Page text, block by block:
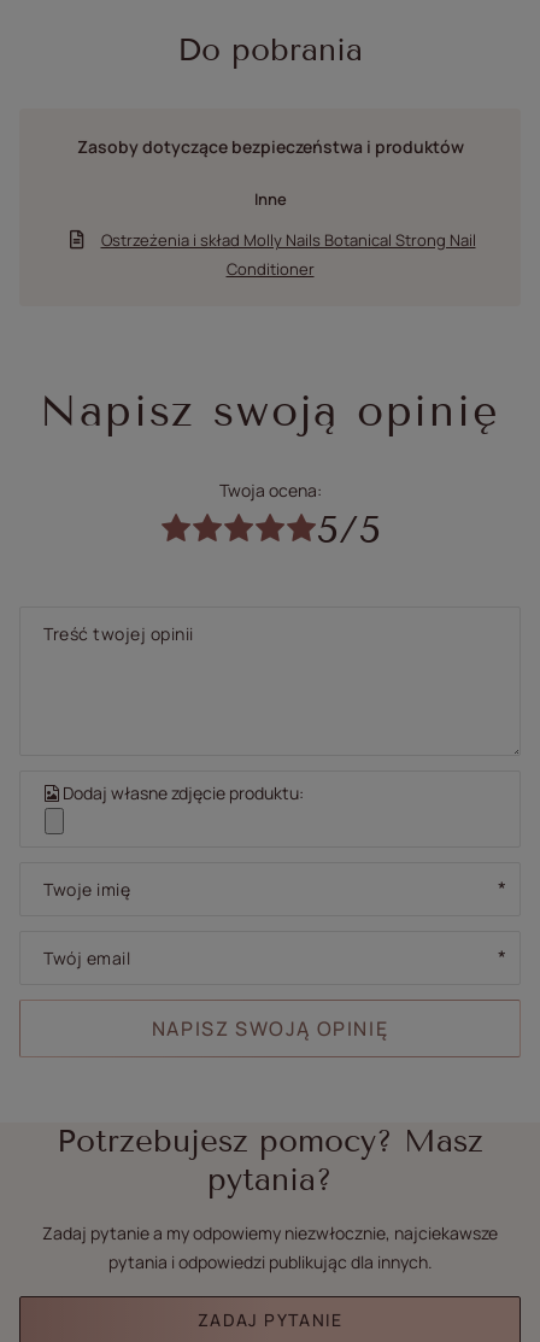
Do pobrania
Zasoby dotyczące bezpieczeństwa i produktów
Inne
Ostrzeżenia i skład Molly Nails Botanical Strong Nail
Conditioner
Napisz swoją opinię
Twoja ocena:
5/5
Treść twojej opinii
Dodaj własne zdjęcie produktu:
Twoje imię
Twój email
NAPISZ SWOJĄ OPINIĘ
Potrzebujesz pomocy? Masz
pytania?
Zadaj pytanie a my odpowiemy niezwłocznie, najciekawsze
pytania i odpowiedzi publikując dla innych.
ZADAJ PYTANIE